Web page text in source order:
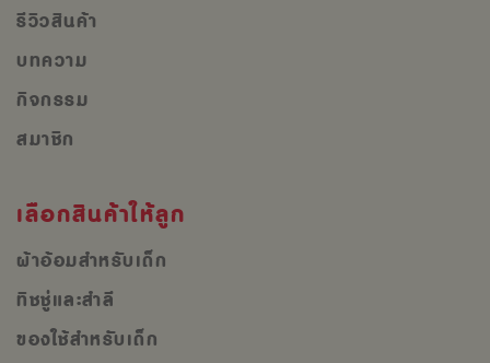
รีวิวสินค้า
บทความ
กิจกรรม
สมาชิก
เลือกสินค้าให้ลูก
ผ้าอ้อมสำหรับเด็ก
ทิชชู่และสำลี
ของใช้สำหรับเด็ก